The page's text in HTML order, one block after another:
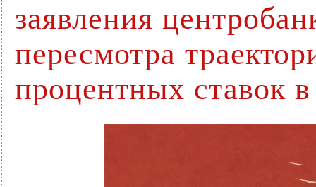
заявления
пересмотра
процентных ставок